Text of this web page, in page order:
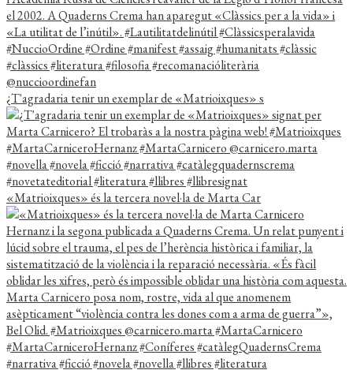
¿T'agradaria tenir un exemplar de «Matrioixques» s
«Matrioixques» és la tercera novel·la de Marta Car